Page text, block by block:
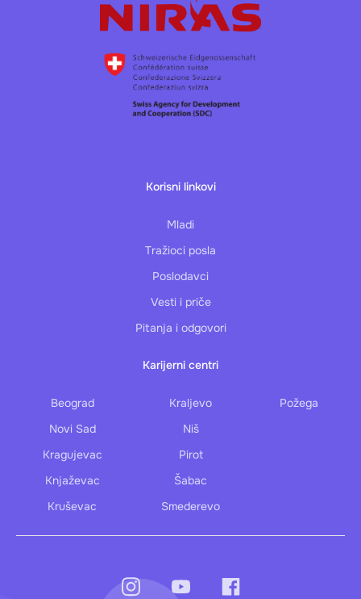
Korisni linkovi
Mladi
Tražioci posla
Poslodavci
Vesti i priče
Pitanja i odgovori
Karijerni centri
Beograd
Novi Sad
Kragujevac
Knjaževac
Kruševac
Kraljevo
Niš
Pirot
Šabac
Smederevo
Požega